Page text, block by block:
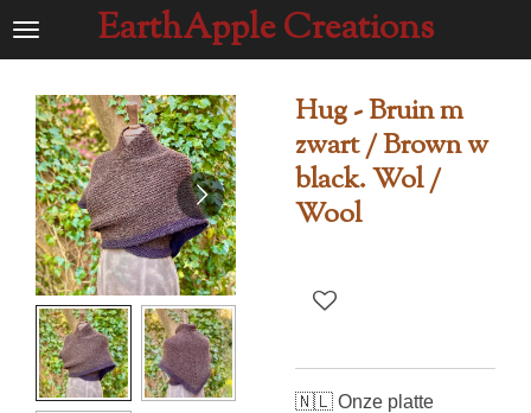
Ga
hoofdinhoud
EarthApple Creations
Hug - Bruin m
zwart / Brown w
black. Wol /
Wool
🇳🇱 Onze platte